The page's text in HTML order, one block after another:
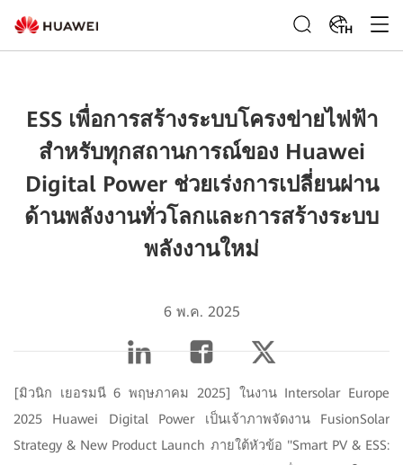
TH
ESS เพื่อการสร้างระบบโครงข่ายไฟฟ้า
สำหรับทุกสถานการณ์ของ Huawei
Digital Power ช่วยเร่งการเปลี่ยนผ่าน
ด้านพลังงานทั่วโลกและการสร้างระบบ
พลังงานใหม่
6 พ.ค. 2025
[มิวนิก เยอรมนี 6 พฤษภาคม 2025] ในงาน Intersolar Europe
2025 Huawei Digital Power เป็นเจ้าภาพจัดงาน FusionSolar
Strategy & New Product Launch ภายใต้หัวข้อ "Smart PV & ESS: